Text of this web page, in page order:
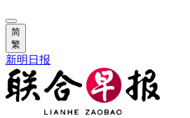
简
繁
新明日报